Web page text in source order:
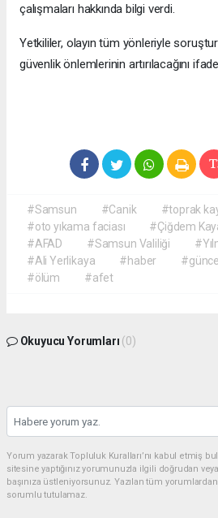
çalışmaları hakkında bilgi verdi.
Yetkililer, olayın tüm yönleriyle
güvenlik önlemlerinin artırılacağını
#Samsun #Canik
#toprak
#oto yıkama faciası
#Çiğdem
#AFAD
#Samsun Valiliği
#Ali Yerlikaya
#haber #güncel
#ölüm
#afet
Okuyucu Yorumları (0)
Yorum yazarak Topluluk Kuralları’nı kabul etmiş
sitesine yaptığınız yorumunuzla ilgili doğrudan
başınıza üstleniyorsunuz. Yazılan tüm
sorumlu tutulamaz.